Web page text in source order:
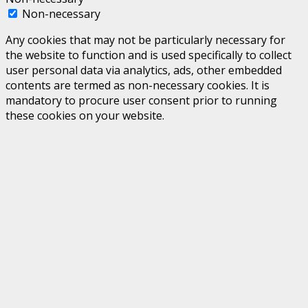
Non-necessary
Any cookies that may not be particularly necessary for
the website to function and is used specifically to collect
user personal data via analytics, ads, other embedded
contents are termed as non-necessary cookies. It is
mandatory to procure user consent prior to running
these cookies on your website.